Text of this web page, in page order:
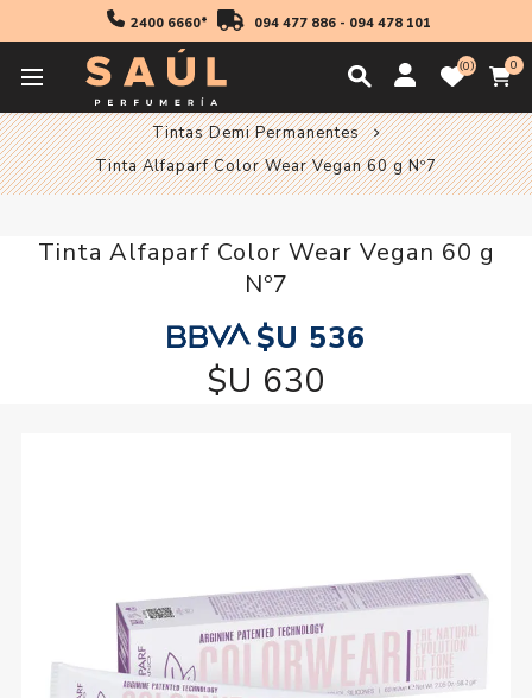
2400 6660* 094 477 886- 094 478 101
0 0
Inicio Profesionales
Tintas Demi Permanentes
Tinta Alfaparf Color Wear Vegan 60 g Nº7
Tinta Alfaparf Color Wear Vegan 60 g
Nº7
$U 536
$U 630